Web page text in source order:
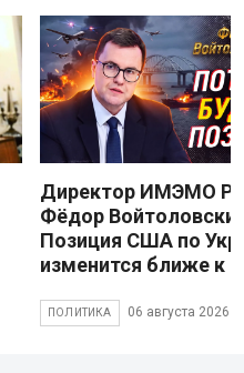
Директор ИМЭМО
Фёдор
Позиция США по
изменится ближе к
ПОЛИТИКА 06 августа 2026